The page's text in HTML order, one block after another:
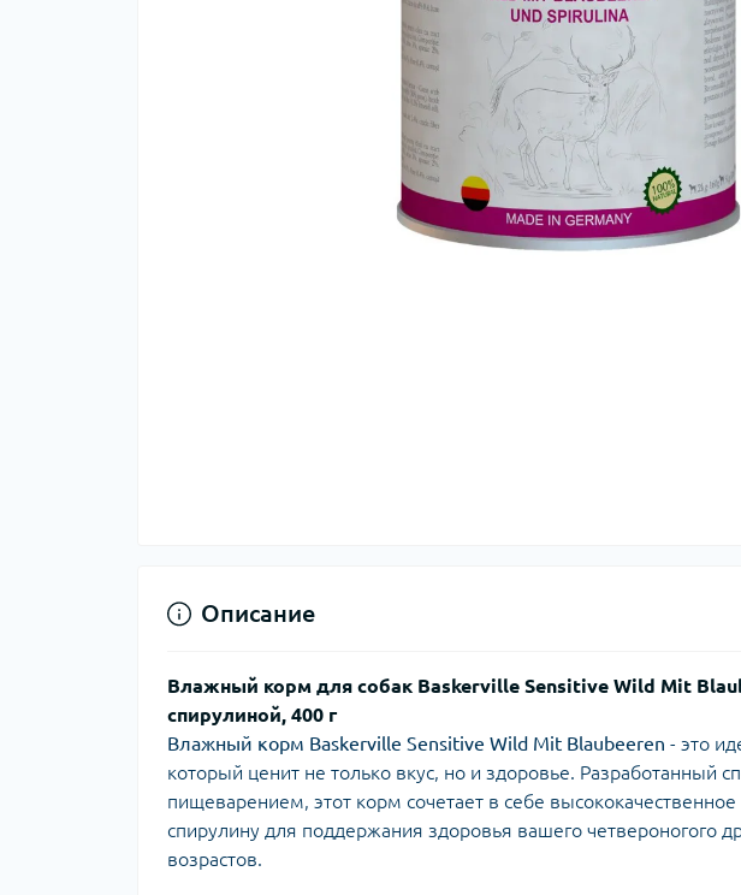
Описание
Влажный корм для собак Baskerville Sensitive Wild Mit
спирулиной, 400 г
Влажный корм Baskerville Sensitive Wild Mit Blaubeeren - это
который ценит не только вкус, но и здоровье. Разработанный
пищеварением, этот корм сочетает в себе
спирулину для поддержания здоровья вашего четвероногого
возрастов.